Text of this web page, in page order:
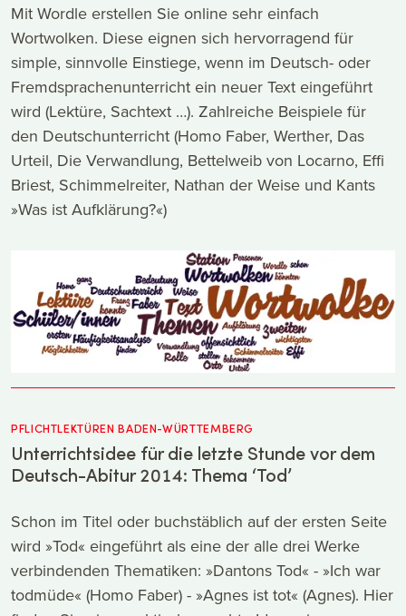
Mit Wordle erstellen Sie online sehr einfach
Wortwolken. Diese eignen sich hervorragend für
simple, sinnvolle Einstiege, wenn im Deutsch- oder
Fremdsprachenunterricht ein neuer Text eingeführt
wird (Lektüre, Sachtext …). Zahlreiche Beispiele für
den Deutschunterricht (Homo Faber, Werther, Das
Urteil, Die Verwandlung, Bettelweib von Locarno, Effi
Briest, Schimmelreiter, Nathan der Weise und Kants
»Was ist Aufklärung?«)
PFLICHTLEKTÜREN BADEN-WÜRTTEMBERG
Unterrichtsidee für die letzte Stunde vor dem
Deutsch-Abitur 2014: Thema ‘Tod’
Schon im Titel oder buchstäblich auf der ersten Seite
wird »Tod« eingeführt als eine der alle drei Werke
verbindenden Thematiken: »Dantons Tod« - »Ich war
todmüde« (Homo Faber) - »Agnes ist tot« (Agnes). Hier